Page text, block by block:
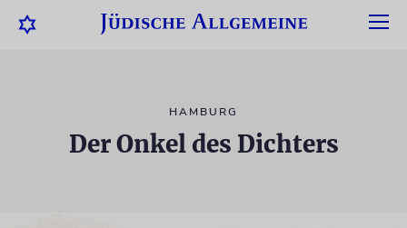
HAMBURG
Der Onkel des Dichters